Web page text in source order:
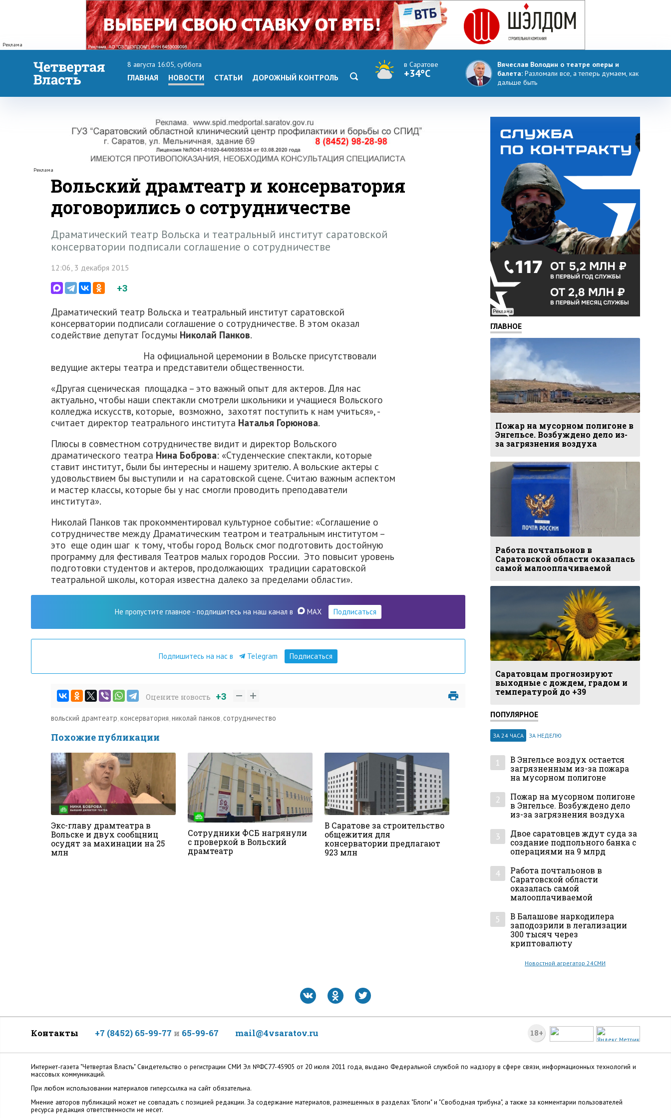
Реклама
8 августа 16:05, суббота
ГЛАВНАЯ НОВОСТИ СТАТЬИ ДОРОЖНЫЙ КОНТРОЛЬ
в Саратове
+34°C
Вячеслав Володин о театре оперы и
балета: Разломали все, а теперь думаем, как
дальше быть
Реклама
Вольский драмтеатр и консерватория
договорились о сотрудничестве
Драматический театр Вольска и театральный институт саратовской
консерватории подписали соглашение о сотрудничестве
12:06, 3 декабря 2015
+3
Драматический театр Вольска и театральный институт саратовской
консерватории подписали соглашение о сотрудничестве. В этом оказал
содействие депутат Госдумы Николай Панков.
На официальной церемонии в Вольске присутствовали
ведущие актеры театра и представители общественности.
«Другая сценическая площадка – это важный опыт для актеров. Для нас
актуально, чтобы наши спектакли смотрели школьники и учащиеся Вольского
колледжа искусств, которые, возможно, захотят поступить к нам учиться», -
считает директор театрального института Наталья Горюнова.
Плюсы в совместном сотрудничестве видит и директор Вольского
драматического театра Нина Боброва: «Студенческие спектакли, которые
ставит институт, были бы интересны и нашему зрителю. А вольские актеры с
удовольствием бы выступили и на саратовской сцене. Считаю важным аспектом
и мастер классы, которые бы у нас смогли проводить преподаватели
института».
Николай Панков так прокомментировал культурное событие: «Соглашение о
сотрудничестве между Драматическим театром и театральным институтом –
это еще один шаг к тому, чтобы город Вольск смог подготовить достойную
программу для фестиваля Театров малых городов России. Это повысит уровень
подготовки студентов и актеров, продолжающих традиции саратовской
театральной школы, которая известна далеко за пределами области».
Не пропустите главное - подпишитесь на наш канал в MAX Подписаться
Подпишитесь на нас в Telegram Подписаться
Оцените новость +3
вольский драмтеатр консерватория николай панков сотрудничество
Похожие публикации
Экс-главу драмтеатра в
Вольске и двух сообщниц
осудят за махинации на 25
млн
Сотрудники ФСБ нагрянули
с проверкой в Вольский
драмтеатр
В Саратове за строительство
общежития для
консерватории предлагают
923 млн
Реклама
ГЛАВНОЕ
Пожар на мусорном полигоне в
Энгельсе. Возбуждено дело из-
за загрязнения воздуха
Работа почтальонов в
Саратовской области оказалась
самой малооплачиваемой
Саратовцам прогнозируют
выходные с дождем, градом и
температурой до +39
ПОПУЛЯРНОЕ
ЗА 24 ЧАСА ЗА НЕДЕЛЮ
1
В Энгельсе воздух остается
загрязненным из-за пожара
на мусорном полигоне
2
Пожар на мусорном полигоне
в Энгельсе. Возбуждено дело
из-за загрязнения воздуха
3
Двое саратовцев ждут суда за
создание подпольного банка с
операциями на 9 млрд
4
Работа почтальонов в
Саратовской области
оказалась самой
малооплачиваемой
5
В Балашове наркодилера
заподозрили в легализации
300 тысяч через
криптовалюту
Новостной агрегатор 24СМИ
18+
Контакты +7 (8452) 65-99-77 и 65-99-67 mail@4vsaratov.ru
Интернет-газета "Четвертая Власть" Cвидетельство о регистрации СМИ Эл №ФС77-45905 от 20 июля 2011 года, выдано Федеральной службой по надзору в сфере связи, информационных технологий и
массовых коммуникаций.
При любом использовании материалов гиперссылка на сайт обязательна.
Мнение авторов публикаций может не совпадать с позицией редакции. За содержание материалов, размещенных в разделах "Блоги" и "Свободная трибуна", а также за комментарии пользователей
ресурса редакция ответственности не несет.